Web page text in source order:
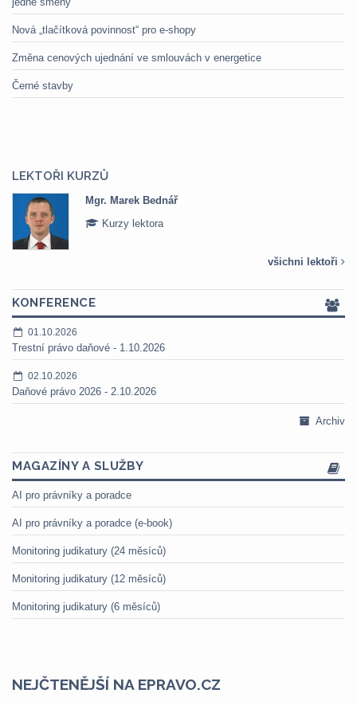
Nová „tlačítková povinnost“ pro e-shopy
Změna cenových ujednání ve smlouvách v energetice
Černé stavby
LEKTOŘI KURZŮ
Mgr. Marek Bednář
Kurzy lektora
všichni lektoři
KONFERENCE
01.10.2026
Trestní právo daňové - 1.10.2026
02.10.2026
Daňové právo 2026 - 2.10.2026
Archiv
MAGAZÍNY A SLUŽBY
AI pro právníky a poradce
AI pro právníky a poradce (e-book)
Monitoring judikatury (24 měsíců)
Monitoring judikatury (12 měsíců)
Monitoring judikatury (6 měsíců)
NEJČTENĚJŠÍ NA EPRAVO.CZ